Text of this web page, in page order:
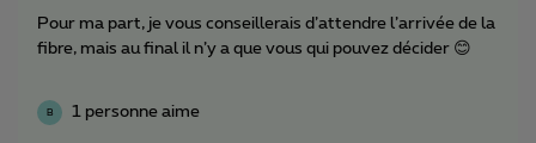
Pour ma part, je vous conseillerais d’attendre l’arrivée de la
fibre, mais au final il n’y a que vous qui pouvez décider 😊
B 1 personne aime